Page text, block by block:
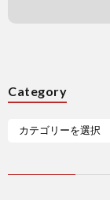
Category